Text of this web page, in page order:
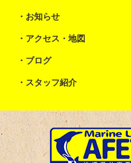
お知らせ
アクセス・地図
ブログ
スタッフ紹介